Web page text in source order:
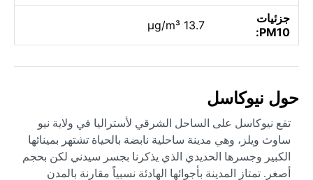
جزئيات
PM10:
13.7 µg/m³
حول نيوكاسل
تقع نيوكاسل على الساحل الشرقي لأستراليا في ولاية نيو
ساوث ويلز، وهي مدينة ساحلية نابضة بالحياة تشتهر بمينائها
الكبير وجسرها الحديدي الذي يذكرنا بجسر سيدني لكن بحجم
أصغر. تمتاز المدينة بأجوائها الهادئة نسبياً مقارنة بالمدن